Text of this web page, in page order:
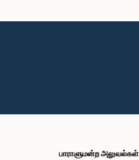
பாராளுமன்ற அலுவல்கள்